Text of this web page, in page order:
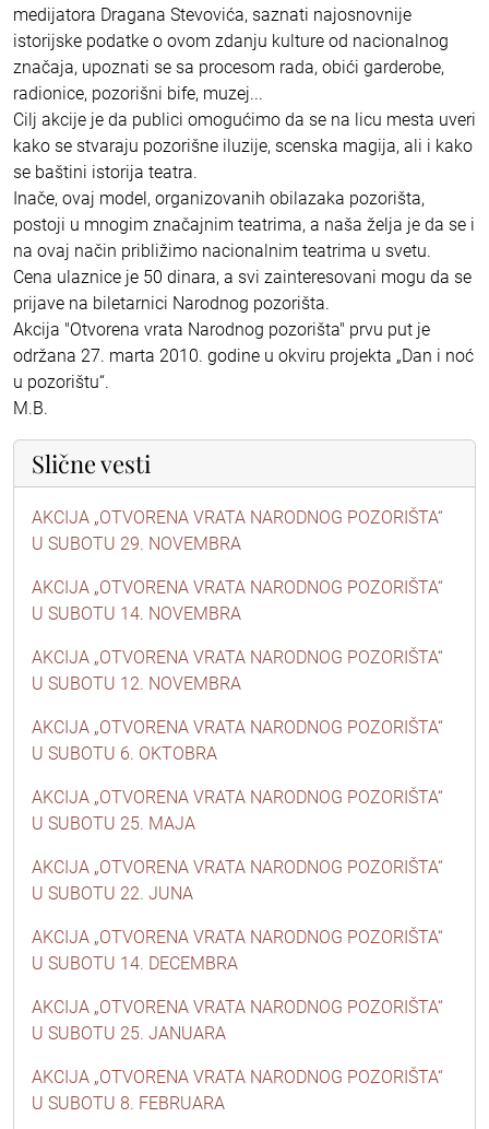
medijatora Dragana Stevovića, saznati najosnovnije
istorijske podatke o ovom zdanju kulture od nacionalnog
značaja, upoznati se sa procesom rada, obići garderobe,
radionice, pozorišni bife, muzej...
Cilj akcije je da publici omogućimo da se na licu mesta uveri
kako se stvaraju pozorišne iluzije, scenska magija, ali i kako
se baštini istorija teatra.
Inače, ovaj model, organizovanih obilazaka pozorišta,
postoji u mnogim značajnim teatrima, a naša želja je da se i
na ovaj način približimo nacionalnim teatrima u svetu.
Cena ulaznice je 50 dinara, a svi zainteresovani mogu da se
prijave na biletarnici Narodnog pozorišta.
Akcija "Otvorena vrata Narodnog pozorišta" prvu put je
održana 27. marta 2010. godine u okviru projekta „Dan i noć
u pozorištu“.
M.B.
Slične vesti
AKCIJA „OTVORENA VRATA NARODNOG POZORIŠTA“
U SUBOTU 29. NOVEMBRA
AKCIJA „OTVORENA VRATA NARODNOG POZORIŠTA“
U SUBOTU 14. NOVEMBRA
AKCIJA „OTVORENA VRATA NARODNOG POZORIŠTA“
U SUBOTU 12. NOVEMBRA
AKCIJA „OTVORENA VRATA NARODNOG POZORIŠTA“
U SUBOTU 6. OKTOBRA
AKCIJA „OTVORENA VRATA NARODNOG POZORIŠTA“
U SUBOTU 25. MAJA
AKCIJA „OTVORENA VRATA NARODNOG POZORIŠTA“
U SUBOTU 22. JUNA
AKCIJA „OTVORENA VRATA NARODNOG POZORIŠTA“
U SUBOTU 14. DECEMBRA
AKCIJA „OTVORENA VRATA NARODNOG POZORIŠTA“
U SUBOTU 25. JANUARA
AKCIJA „OTVORENA VRATA NARODNOG POZORIŠTA“
U SUBOTU 8. FEBRUARA